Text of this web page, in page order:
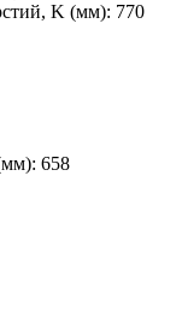
K (мм): 770
658